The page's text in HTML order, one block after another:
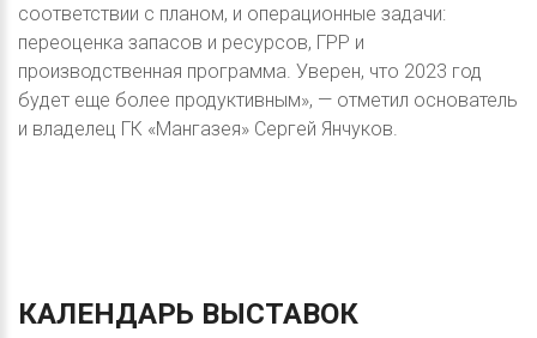
соответствии с планом, и операционные задачи:
переоценка запасов и ресурсов, ГРР и
производственная программа. Уверен, что 2023 год
будет еще более продуктивным», — отметил основатель
и владелец ГК «Мангазея» Сергей Янчуков.
КАЛЕНДАРЬ ВЫСТАВОК